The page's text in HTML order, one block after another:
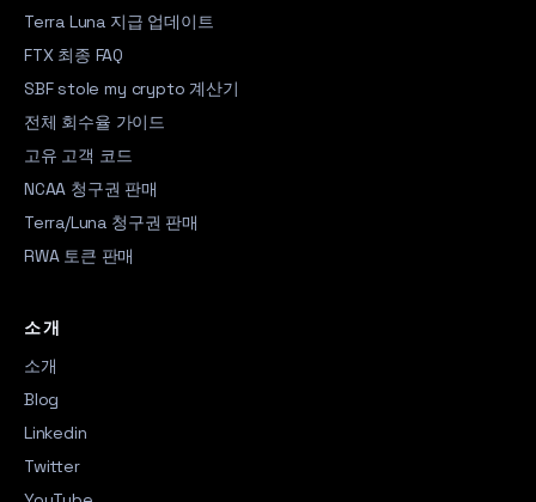
Terra Luna 지급 업데이트
FTX 최종 FAQ
SBF stole my crypto 계산기
전체 회수율 가이드
고유 고객 코드
NCAA 청구권 판매
Terra/Luna 청구권 판매
RWA 토큰 판매
소개
소개
Blog
Linkedin
Twitter